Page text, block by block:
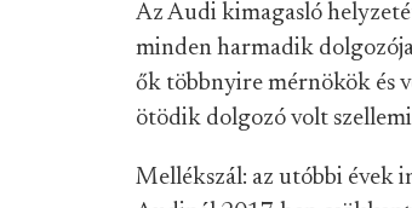
Az Audi kimagasló
minden harmadik
ők többnyire mérnökök és
ötödik dolgozó volt
Mellékszál: az utóbbi évek